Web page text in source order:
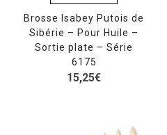
Brosse Isabey Putois de
Sibérie – Pour Huile –
Sortie plate – Série
6175
15,25€